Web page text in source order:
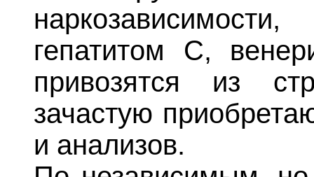
гепатитом С,
привозятся из
зачастую
и анализов.